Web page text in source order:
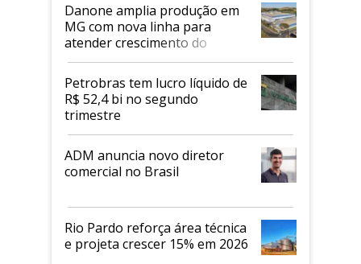
Danone amplia produção em
MG com nova linha para
atender crescimento do
mercado de alimentos
proteicos
Petrobras tem lucro líquido de
R$ 52,4 bi no segundo
trimestre
ADM anuncia novo diretor
comercial no Brasil
Rio Pardo reforça área técnica
e projeta crescer 15% em 2026